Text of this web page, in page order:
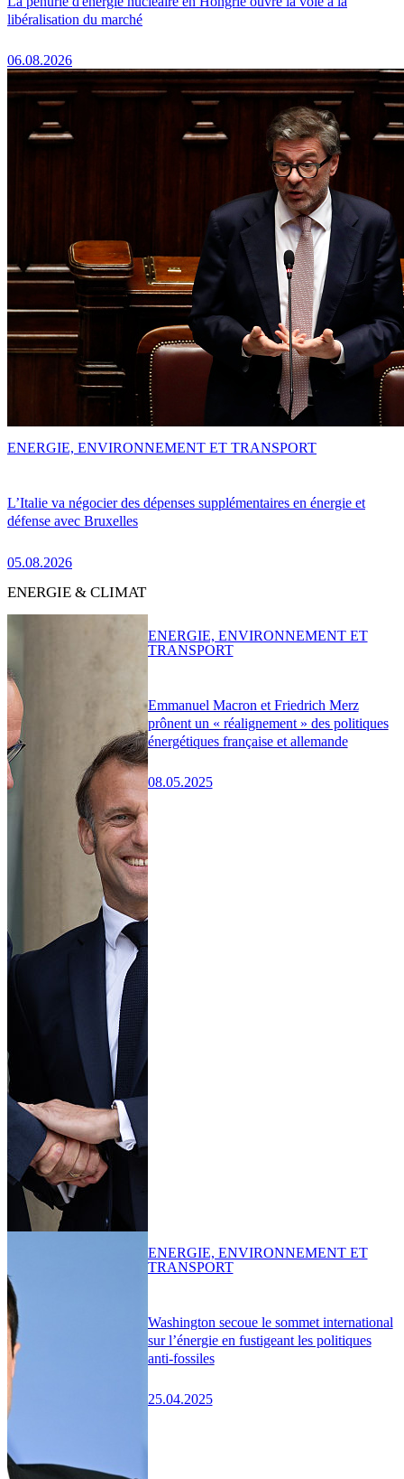
libéralisation du marché
06.08.2026
L’Italie va négocier des dépenses supplémentaires en énergie et
défense avec Bruxelles
05.08.2026
ENERGIE, ENVIRONNEMENT ET TRANSPORT
ENERGIE & CLIMAT
Emmanuel Macron et Friedrich Merz
prônent un « réalignement » des politiques
énergétiques française et allemande
08.05.2025
ENERGIE, ENVIRONNEMENT ET
TRANSPORT
Washington secoue le sommet international
sur l’énergie en fustigeant les politiques
anti-fossiles
25.04.2025
ENERGIE, ENVIRONNEMENT ET
TRANSPORT